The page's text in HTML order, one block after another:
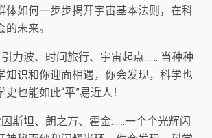
体如何一步步揭开宇宙基本法则，在科
未来。
力波、时间旅行、宇宙起点…… 当种种
知识和你迎面相遇，你会发现，科学也
也能如此“平”易近人！
斯坦、朗之万、霍金……一个个光辉闪